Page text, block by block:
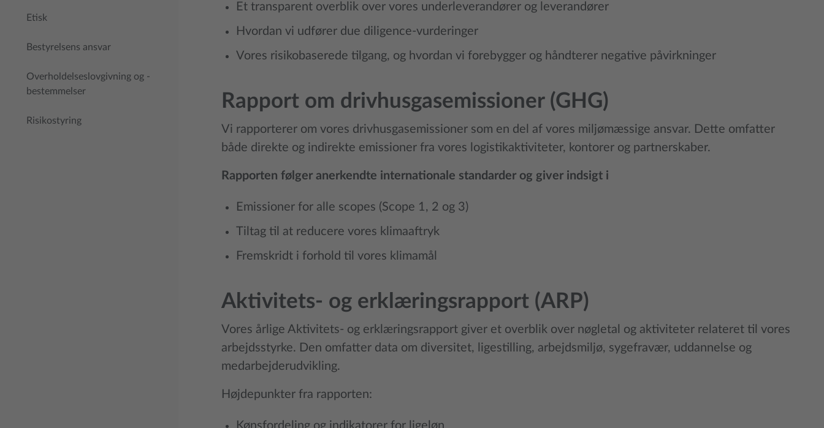
Etisk
Bestyrelsens ansvar
Overholdelseslovgivning og -
bestemmelser
Risikostyring
Et transparent overblik over vores underleverandører og leverandører
Hvordan vi udfører due diligence-vurderinger
Vores risikobaserede tilgang, og hvordan vi forebygger og håndterer negative påvirkninger
Rapport om drivhusgasemissioner (GHG)
Vi rapporterer om vores drivhusgasemissioner som en del af vores miljømæssige ansvar. Dette omfatter
både direkte og indirekte emissioner fra vores logistikaktiviteter, kontorer og partnerskaber.
Rapporten følger anerkendte internationale standarder og giver indsigt i
Emissioner for alle scopes (Scope 1, 2 og 3)
Tiltag til at reducere vores klimaaftryk
Fremskridt i forhold til vores klimamål
Aktivitets- og erklæringsrapport (ARP)
Vores årlige Aktivitets- og erklæringsrapport giver et overblik over nøgletal og aktiviteter relateret til vores
arbejdsstyrke. Den omfatter data om diversitet, ligestilling, arbejdsmiljø, sygefravær, uddannelse og
medarbejderudvikling.
Højdepunkter fra rapporten:
Kønsfordeling og indikatorer for ligeløn